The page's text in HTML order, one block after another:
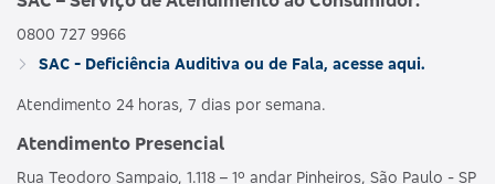
0800 727 9966
SAC - Deficiência Auditiva ou de Fala, acesse aqui.
Atendimento 24 horas, 7 dias por semana.
Atendimento Presencial
Rua Teodoro Sampaio, 1.118 – 1º andar Pinheiros, São Paulo - SP